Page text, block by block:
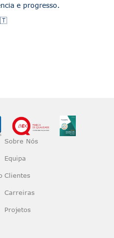
e progresso.
Sobre Nós
Equipa
Clientes
Carreiras
Projetos